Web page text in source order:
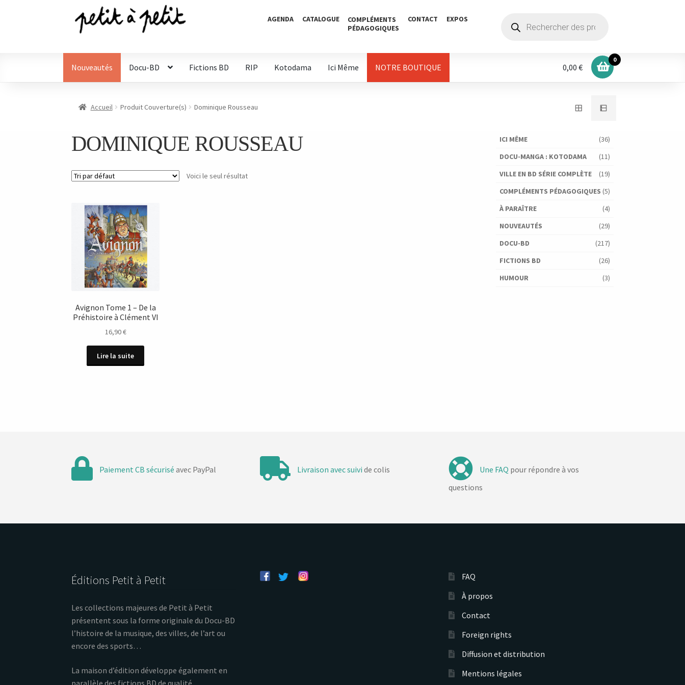
Aller
navigation
Aller
AGENDA CATALOGUE
COMPLÉMENTS
PÉDAGOGIQUES
CONTACT EXPOS
produits
Nouveautés Docu-BD Fictions BD RIP Kotodama Ici Même NOTRE BOUTIQUE 0,00 €
0
Accueil Produit Couverture(s) Dominique Rousseau
DOMINIQUE ROUSSEAU
Voici le seul résultat
Avignon Tome 1 – De la
Préhistoire à Clément VI
16,90€
Lire la suite
ICI MÊME
(36)
DOCU-MANGA : KOTODAMA
(11)
VILLE EN BD SÉRIE COMPLÈTE
(19)
COMPLÉMENTS PÉDAGOGIQUES (5)
À PARAÎTRE
(4)
NOUVEAUTÉS
(29)
DOCU-BD
(217)
FICTIONS BD
(26)
HUMOUR
(3)
Paiement CB sécurisé avec PayPal Livraison avec suivi de colis Une FAQ pour répondre à vos
questions
Éditions Petit à Petit
Les collections majeures de Petit à Petit
présentent sous la forme originale du Docu-BD
l’histoire de la musique, des villes, de l’art ou
encore des sports…
La maison d’édition développe également en
parallèle des fictions BD de qualité.
FAQ
À propos
Contact
Foreign rights
Diffusion et distribution
Mentions légales